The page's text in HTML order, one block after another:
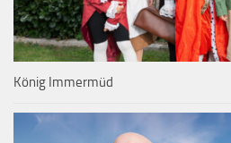
König Immermüd